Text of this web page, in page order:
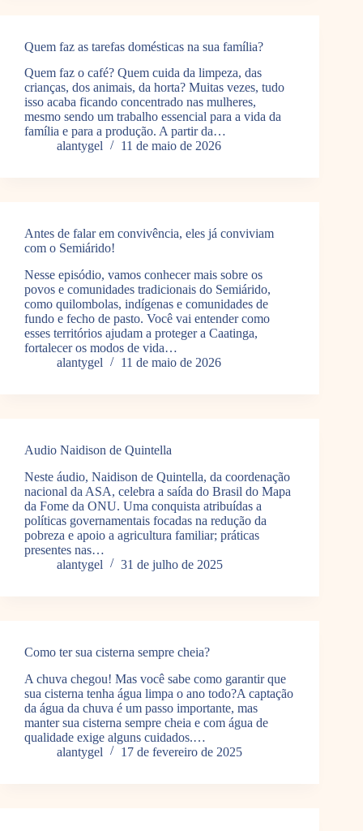
Quem faz as tarefas domésticas na sua família?
Quem faz o café? Quem cuida da limpeza, das
crianças, dos animais, da horta? Muitas vezes, tudo
isso acaba ficando concentrado nas mulheres,
mesmo sendo um trabalho essencial para a vida da
família e para a produção. A partir da…
alantygel
11 de maio de 2026
Antes de falar em convivência, eles já conviviam
com o Semiárido!
Nesse episódio, vamos conhecer mais sobre os
povos e comunidades tradicionais do Semiárido,
como quilombolas, indígenas e comunidades de
fundo e fecho de pasto. Você vai entender como
esses territórios ajudam a proteger a Caatinga,
fortalecer os modos de vida…
alantygel
11 de maio de 2026
Audio Naidison de Quintella
Neste áudio, Naidison de Quintella, da coordenação
nacional da ASA, celebra a saída do Brasil do Mapa
da Fome da ONU. Uma conquista atribuídas a
políticas governamentais focadas na redução da
pobreza e apoio a agricultura familiar; práticas
presentes nas…
alantygel
31 de julho de 2025
Como ter sua cisterna sempre cheia?
A chuva chegou! Mas você sabe como garantir que
sua cisterna tenha água limpa o ano todo?A captação
da água da chuva é um passo importante, mas
manter sua cisterna sempre cheia e com água de
qualidade exige alguns cuidados.…
alantygel
17 de fevereiro de 2025